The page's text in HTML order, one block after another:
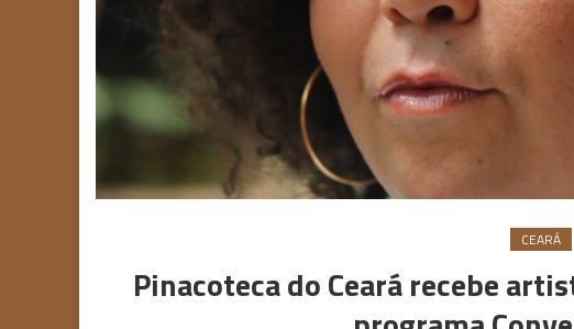
CEARÁ
Pinacoteca do Ceará recebe